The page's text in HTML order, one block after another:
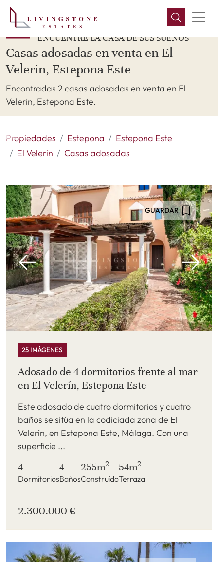
ENCUENTRE LA CASA DE SUS SUEÑOS
Casas adosadas en venta en El
Velerin, Estepona Este
Encontradas 2 casas adosadas en venta en El
Velerin, Estepona Este.
Propiedades Estepona
Estepona Este
El Velerin
Casas adosadas
GUARDAR
25 IMÁGENES
Adosado de 4 dormitorios frente al mar
en El Velerín, Estepona Este
Este adosado de cuatro dormitorios y cuatro
baños se sitúa en la codiciada zona de El
Velerín, en Estepona Este, Málaga. Con una
superficie ...
4
Dormitorios
4
Baños
255m2
Construído
54m2
Terraza
2.300.000 €